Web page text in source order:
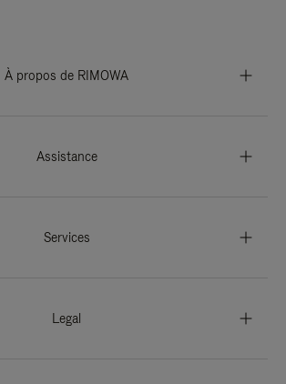
À propos de RIMOWA
Assistance
Services
Legal